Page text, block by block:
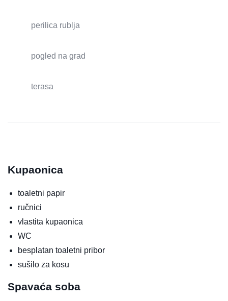
perilica rublja
pogled na grad
terasa
Kupaonica
toaletni papir
ručnici
vlastita kupaonica
WC
besplatan toaletni pribor
sušilo za kosu
Spavaća soba